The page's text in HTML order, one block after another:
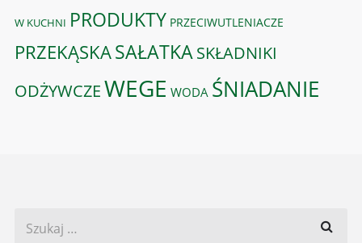
W KUCHNI PRODUKTY PRZECIWUTLENIACZE
PRZEKĄSKASAŁATKASKŁADNIKI
ODŻYWCZEWEGE WODA ŚNIADANIE